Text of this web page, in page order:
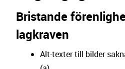
Bristande
lagkraven
Alt-texter till bilder